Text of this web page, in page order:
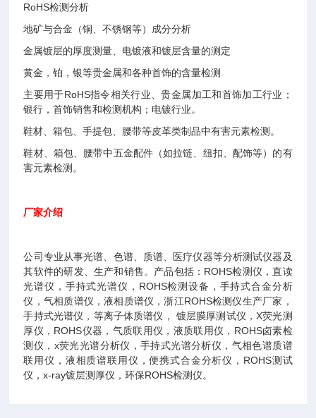
RoHS检测分析
地矿与合金（铜、不锈钢等）成分分析
金属镀层的厚度测量、电镀液和镀层含量的测定
黄金，铂，银等贵金属和各种首饰的含量检测
主要用于RoHS指令相关行业、贵金属加工和首饰加工行业；
银行，首饰销售和检测机构；电镀行业。
鞋材、箱包、手提包、腰带等皮革类制品中有害元素检测。
鞋材、箱包、腰带中五金配件（如拉链、纽扣、配饰等）的有
害元素检测。
厂家介绍
公司专业从事光谱、色谱、质谱、医疗仪器等分析测试仪器及
其软件的研发、生产和销售。产品包括：ROHS检测仪，直读
光谱仪，手持式光谱仪，ROHS检测设备，手持式合金分析
仪，气相质谱仪，液相质谱仪，浙江ROHS检测仪生产厂家，
手持式光谱仪，等离子体质谱仪， 镀层膜厚测试仪，X荧光测
厚仪，ROHS仪器，气质联用仪，液质联用仪，ROHS卤素检
测仪，x荧光光谱分析仪，手持式光谱分析仪，气相色谱质谱
联用仪，液相质谱联用仪，便携式合金分析仪，ROHS测试
仪，x-ray镀层测厚仪，环保ROHS检测仪。